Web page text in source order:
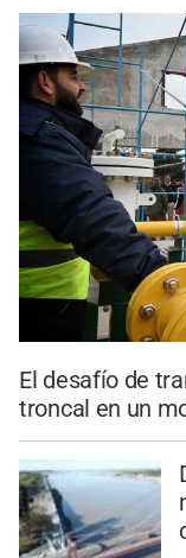
El desafío de
troncal en un